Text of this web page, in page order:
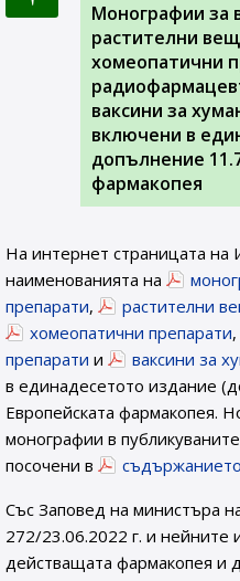
Монографии за
растителни
хомеопатични
ваксини за
включени в
допълнение
фармакопея
На интернет страницата на
наименованията на
препарати, растителни
хомеопатични препарати,
препарати и ваксини за
в единадесетото издание
Европейската фармакопея.
монографии в
посочени в
Със Заповед на министъра
272/23.06.2022 г. и нейните
действащата фармакопея и